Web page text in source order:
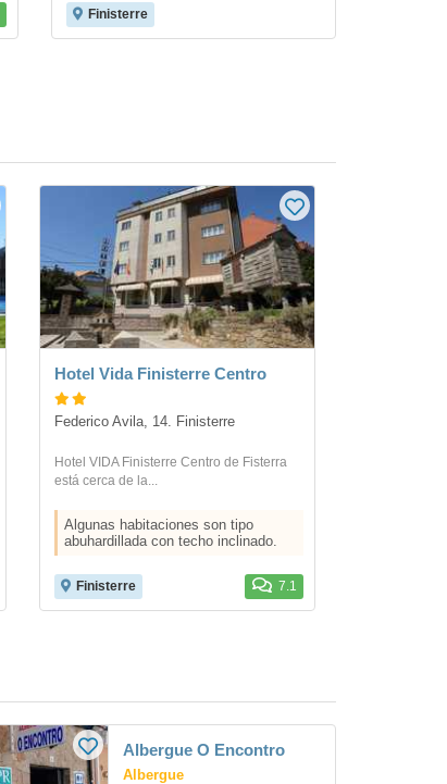
Finisterre
Hotel Vida Finisterre Centro
Federico Avila, 14. Finisterre
Hotel VIDA Finisterre Centro de Fisterra
está cerca de la...
Algunas habitaciones son tipo
abuhardillada con techo inclinado.
Finisterre 7.1
Albergue O Encontro
Albergue